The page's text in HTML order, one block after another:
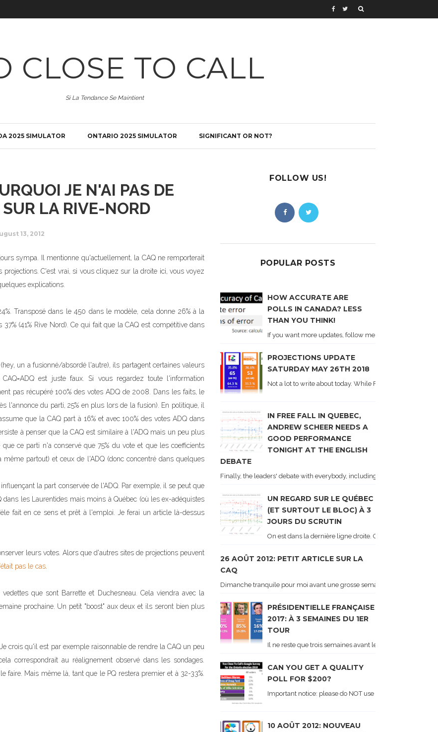
CLOSE TO CALL
Si La Tendance Se Maintient
2025 SIMULATOR ONTARIO 2025 SIMULATOR SIGNIFICANT OR NOT?
JE N'AI PAS DE
LA RIVE-NORD
13, 2012
sympa. Il mentionne qu'actuellement, la CAQ ne remporterait
C'est vrai, si vous cliquez sur la droite ici, vous voyez
explications.
Transposé dans le 450 dans le modèle, cela donne 26% à la
(41% Rive Nord). Ce qui fait que la CAQ est compétitive dans
un a fusionné/absordé l'autre), ils partagent certaines valeurs
est juste faux. Si vous regardez toute l'information
pas récupéré 100% des votes ADQ de 2008. Dans les faits, le
l'annonce du parti, 25% en plus lors de la fusion). En politique, il
que la CAQ part à 16% et avec 100% des votes ADQ dans
à penser que la CAQ est similaire à l'ADQ mais un peu plus
ce parti n'a conservé que 75% du vote et que les coefficients
partout) et ceux de l'ADQ (donc concentré dans quelques
la part conservée de l'ADQ. Par exemple, il se peut que
dans les Laurentides mais moins à Québec (où les ex-adéquistes
fait en ce sens et prêt à l'emploi. Je ferai un article là-dessus
leurs votes. Alors que d'autres sites de projections peuvent
pas le cas
que sont Barrette et Duchesneau. Cela viendra avec la
prochaine. Un petit "boost" aux deux et ils seront bien plus
crois qu'il est par exemple raisonnable de rendre la CAQ un peu
correspondrait au réalignement observé dans les sondages.
faire. Mais même là, tant que le PQ restera premier et à 32-33%.
FOLLOW US!
POPULAR POSTS
HOW ACCURATE ARE
POLLS IN CANADA? LESS
THAN YOU THINK!
If you want more updates, follow me on Twitter . I'll post
PROJECTIONS UPDATE
SATURDAY MAY 26TH 2018
Not a lot to write about today. While Forum did come out
IN FREE FALL IN QUEBEC,
ANDREW SCHEER NEEDS A
GOOD PERFORMANCE
TONIGHT AT THE ENGLISH
DEBATE
Finally, the leaders' debate with everybody, including Justin Trudeau!
UN REGARD SUR LE QUÉBEC
(ET SURTOUT LE BLOC) À 3
JOURS DU SCRUTIN
On est dans la dernière ligne droite. On le sait car les
26 AOÛT 2012: PETIT ARTICLE SUR LA
CAQ
Dimanche tranquile pour moi avant une grosse semaine. Voici sur le
PRÉSIDENTIELLE FRANÇAISE
2017: À 3 SEMAINES DU 1ER
TOUR
Il ne reste que trois semaines avant le 1er tour de
CAN YOU GET A QUALITY
POLL FOR $200?
Important notice: please do NOT use the numbers of
10 AOÛT 2012: NOUVEAU